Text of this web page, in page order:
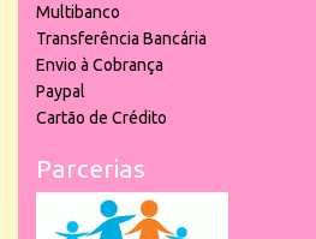
Multibanco
Transferência Bancária
Envio à Cobrança
Paypal
Cartão de Crédito
Parcerias